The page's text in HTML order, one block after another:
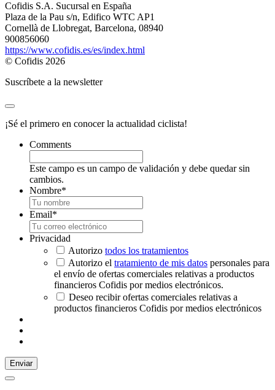
Cofidis S.A. Sucursal en España
Plaza de la Pau s/n, Edifico WTC AP1
Cornellà de Llobregat, Barcelona, 08940
900856060
https://www.cofidis.es/es/index.html
© Cofidis 2026
Suscríbete a la newsletter
¡Sé el primero en conocer la actualidad ciclista!
Comments
Este campo es un campo de validación y debe quedar sin
cambios.
Nombre*
Email*
Privacidad
Autorizo todos los tratamientos
Autorizo el tratamiento de mis datos personales para
el envío de ofertas comerciales relativas a productos
financieros Cofidis por medios electrónicos.
Deseo recibir ofertas comerciales relativas a
productos financieros Cofidis por medios electrónicos
Enviar